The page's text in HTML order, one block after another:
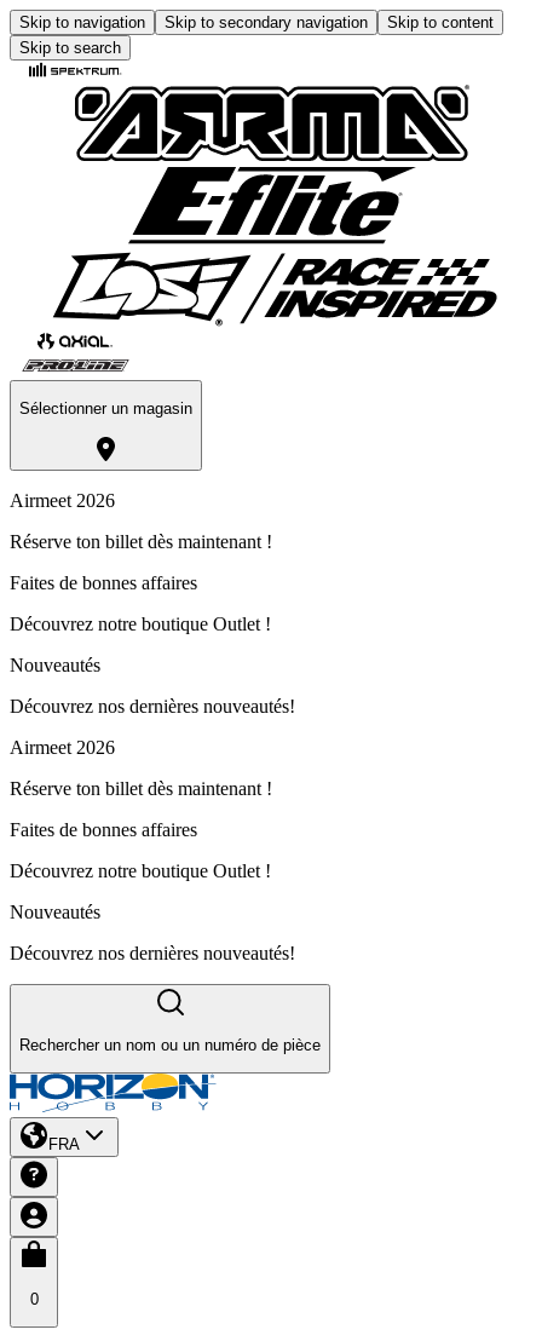
Skip to navigation Skip to secondary navigation
Skip to content
Skip to search
Sélectionner un magasin
Airmeet 2026
Réserve ton billet dès maintenant !
Faites de bonnes affaires
Découvrez notre boutique Outlet !
Nouveautés
Découvrez nos dernières nouveautés!
Airmeet 2026
Réserve ton billet dès maintenant !
Faites de bonnes affaires
Découvrez notre boutique Outlet !
Nouveautés
Découvrez nos dernières nouveautés!
Rechercher un nom ou un numéro de pièce
FRA
0